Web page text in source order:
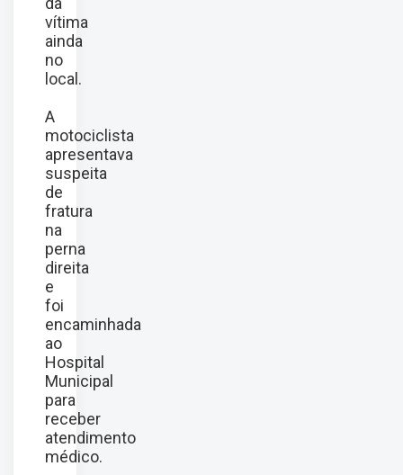
vítima
ainda
no
local.
A
motociclista
apresentava
suspeita
de
fratura
na
perna
direita
e
foi
encaminhada
ao
Hospital
Municipal
para
receber
atendimento
médico.